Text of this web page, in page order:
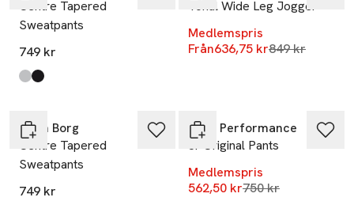
Centre Tapered
Sweatpants
749 kr
Produkten finns i färgerna:
Light Grey Melange
Black Beauty
Tonal Wide Leg Jogger
Medlemspris
Från636,75 krLägsta pris 30
849 kr
Björn Borg
Centre Tapered
Sweatpants
749 kr
Peak Performance
Jr Original Pants
Medlemspris
562,50 krLägsta pris 30
750 kr